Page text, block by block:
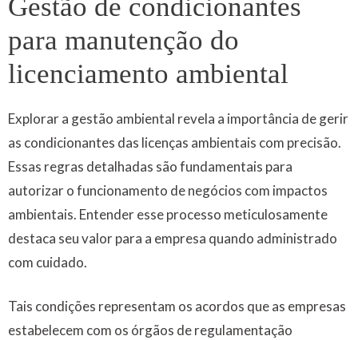
Gestão de condicionantes
para manutenção do
licenciamento ambiental
Explorar a gestão ambiental revela a importância de gerir
as condicionantes das licenças ambientais com precisão.
Essas regras detalhadas são fundamentais para
autorizar o funcionamento de negócios com impactos
ambientais. Entender esse processo meticulosamente
destaca seu valor para a empresa quando administrado
com cuidado.
Tais condições representam os acordos que as empresas
estabelecem com os órgãos de regulamentação